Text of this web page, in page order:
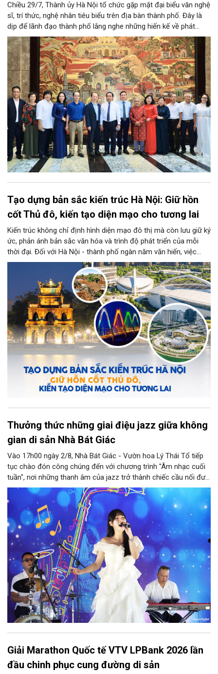
Chiều 29/7, Thành ủy Hà Nội tổ chức gặp mặt đại biểu văn nghệ
sĩ, trí thức, nghệ nhân tiêu biểu trên địa bàn thành phố. Đây là
dịp để lãnh đạo thành phố lắng nghe những hiến kế về phát
triển khoa học công nghệ, đổi mới sáng tạo, công nghiệp văn
hóa và phát huy nguồn lực con người, góp phần tạo động lực
mới cho sự phát triển nhanh, bền vững của Thủ đô.
Tạo dựng bản sắc kiến trúc Hà Nội: Giữ hồn
cốt Thủ đô, kiến tạo diện mạo cho tương lai
Kiến trúc không chỉ định hình diện mạo đô thị mà còn lưu giữ ký
ức, phản ánh bản sắc văn hóa và trình độ phát triển của mỗi
thời đại. Đối với Hà Nội - thành phố ngàn năm văn hiến, việc
kiến tạo những công trình mới hài hòa với không gian lịch sử,
đồng thời phát huy vai trò của đội ngũ kiến trúc sư trong bảo
tồn và sáng tạo, là yêu cầu quan trọng để xây dựng Thủ đô
"Văn hiến - Văn minh - Hiện đại", đáp ứng yêu cầu phát triển
trong thời kỳ mới.
Thưởng thức những giai điệu jazz giữa không
gian di sản Nhà Bát Giác
Vào 17h00 ngày 2/8, Nhà Bát Giác - Vườn hoa Lý Thái Tổ tiếp
tục chào đón công chúng đến với chương trình "Âm nhạc cuối
tuần", nơi những thanh âm của jazz trở thành chiếc cầu nối đưa
nhiều nền văn hóa gặp gỡ trong không gian di sản giữa lòng Thủ
đô. Từ những tác phẩm kinh điển của thế giới đến những giai
điệu Việt Nam đậm chất tự sự, chương trình mở ra một hành
trình thưởng thức âm nhạc đa tầng cảm xúc, góp phần bồi đắp
diện mạo văn hóa của Hà Nội - Thành phố sáng tạo.
Giải Marathon Quốc tế VTV LPBank 2026 lần
đầu chinh phục cung đường di sản